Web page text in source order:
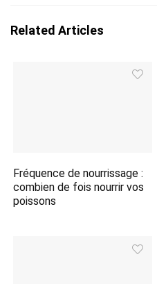
Related Articles
Fréquence de nourrissage :
combien de fois nourrir vos
poissons